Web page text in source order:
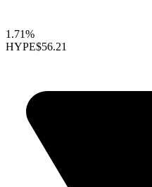
1.71%
HYPE$56.21